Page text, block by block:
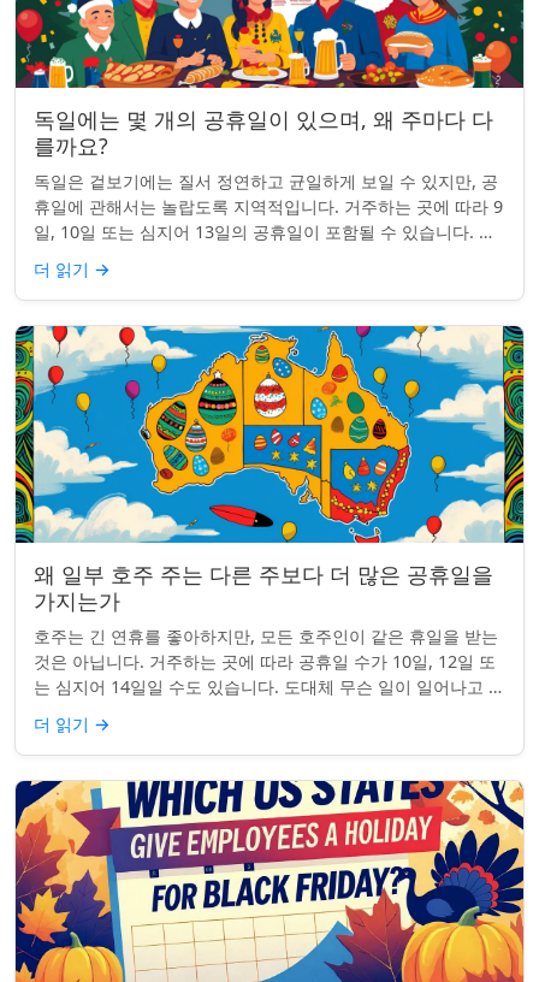
독일에는 몇 개의 공휴일이 있으며, 왜 주마다 다
를까요?
독일은 겉보기에는 질서 정연하고 균일하게 보일 수 있지만, 공
휴일에 관해서는 놀랍도록 지역적입니다. 거주하는 곳에 따라 9
일, 10일 또는 심지어 13일의 공휴일이 포함될 수 있습니다. 왜
그런 걸까요? 간단한 통찰...
더 읽기 →
왜 일부 호주 주는 다른 주보다 더 많은 공휴일을
가지는가
호주는 긴 연휴를 좋아하지만, 모든 호주인이 같은 휴일을 받는
것은 아닙니다. 거주하는 곳에 따라 공휴일 수가 10일, 12일 또
는 심지어 14일일 수도 있습니다. 도대체 무슨 일이 일어나고 있
는 걸까요? 왜 일부 ...
더 읽기 →